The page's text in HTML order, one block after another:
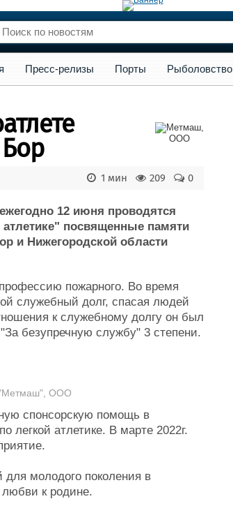
Флот
Пресс-релизы Порты Рыболовство
0
209
1 мин
12 июня проводятся
посвященные памяти
и Нижегородской области
пожарного. Во время
служебный долг, спасая людей
к служебному долгу он был
безупречную службу" 3 степени.
"Метмаш", ООО
спонсорскую помощь в
легкой атлетике. В марте 2022г.
для молодого поколения в
к родине.